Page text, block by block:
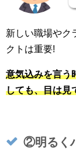
新しい職場やク
クトは重要!
意気込みを言う
しても、目は見
②明るく